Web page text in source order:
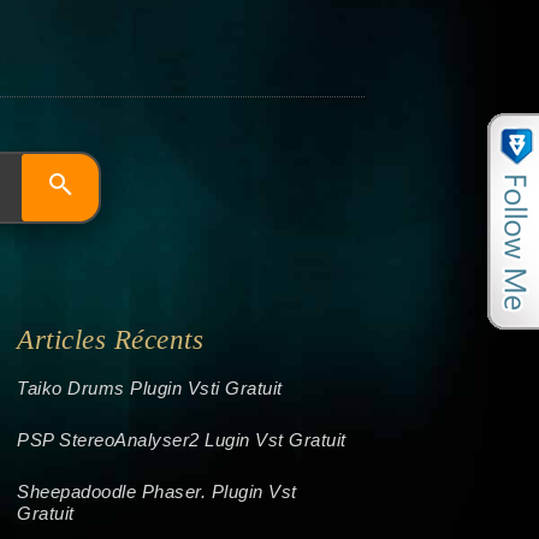
Articles Récents
Taiko Drums Plugin Vsti Gratuit
PSP StereoAnalyser2 Lugin Vst Gratuit
Sheepadoodle Phaser. Plugin Vst
Gratuit